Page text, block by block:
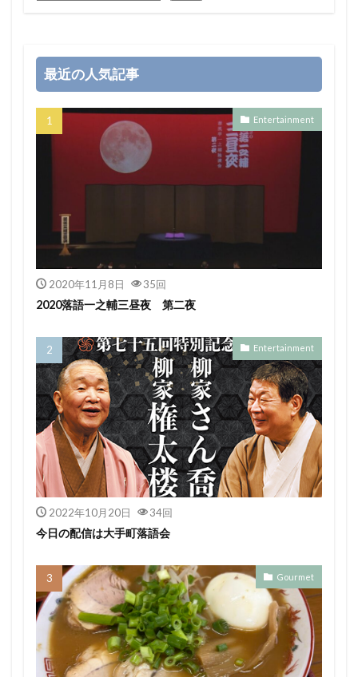
最近の人気記事
Entertainment
2020年11月8日 35回
2020落語一之輔三昼夜 第二夜
Entertainment
2022年10月20日 34回
今日の配信は大手町落語会
Gourmet